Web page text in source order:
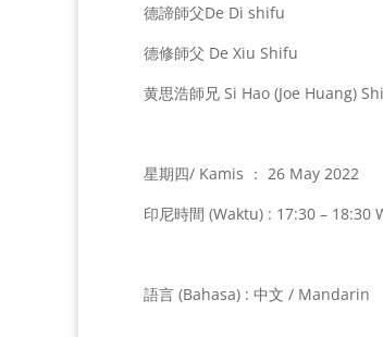
德諦師父De Di shifu
德修師父 De Xiu Shifu
黄思浩師兄 Si Hao (Joe Huang)
星期四/ Kamis ： 26 May 2022
印尼時間 (Waktu) : 17:30 – 18:30
語言 (Bahasa) : 中文 / Mandarin